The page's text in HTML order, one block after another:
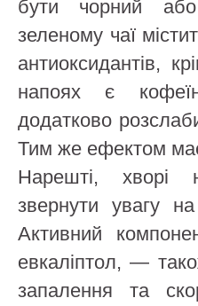
бути чорний
зеленому чаї
антиоксидантів,
напоях є
додатково
Тим же ефектом має
Нарешті, хворі
звернути увагу
Активний
евкаліптол, —
запалення та